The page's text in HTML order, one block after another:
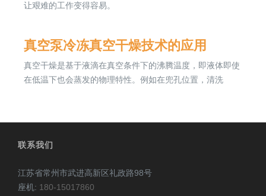
让艰难的工作变得容易。
真空泵冷冻真空干燥技术的应用
真空干燥是基于液滴在真空条件下的沸腾温度，即液体即使
在低温下也会蒸发的物理特性。例如在兜孔位置，清洗
联系我们
江苏省常州市武进高新区礼政路98号
座机: 180-15017860